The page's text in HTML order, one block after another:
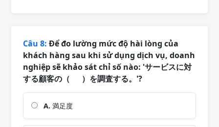
Câu 8: Để đo lường mức độ hài lòng của
khách hàng sau khi sử dụng dịch vụ, doanh
nghiệp sẽ khảo sát chỉ số nào: 'サービスに対
する顧客の（ ）を調査する。'?
A. 満足度